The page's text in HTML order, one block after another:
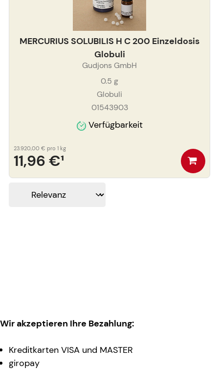
MERCURIUS SOLUBILIS H C 200 Einzeldosis
Globuli
Gudjons GmbH
0.5 g
Globuli
01543903
Verfügbarkeit
11,96 €¹
23.920,00 € pro 1 kg
Wir akzeptieren Ihre Bezahlung:
Kreditkarten VISA und MASTER
giropay